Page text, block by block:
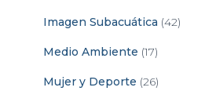
Imagen Subacuática (42)
Medio Ambiente (17)
Mujer y Deporte (26)